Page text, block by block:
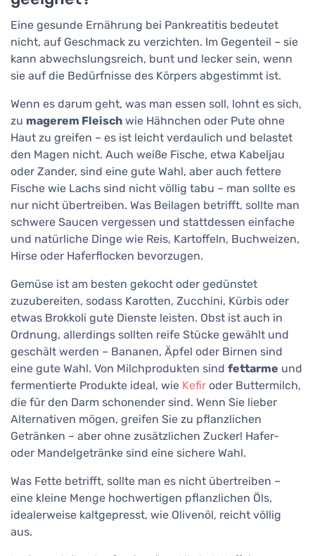
Eine gesunde Ernährung bei Pankreatitis bedeutet
nicht, auf Geschmack zu verzichten. Im Gegenteil – sie
kann abwechslungsreich, bunt und lecker sein, wenn
sie auf die Bedürfnisse des Körpers abgestimmt ist.
Wenn es darum geht, was man essen soll, lohnt es sich,
zu magerem Fleisch wie Hähnchen oder Pute ohne
Haut zu greifen – es ist leicht verdaulich und belastet
den Magen nicht. Auch weiße Fische, etwa Kabeljau
oder Zander, sind eine gute Wahl, aber auch fettere
Fische wie Lachs sind nicht völlig tabu – man sollte es
nur nicht übertreiben. Was Beilagen betrifft, sollte man
schwere Saucen vergessen und stattdessen einfache
und natürliche Dinge wie Reis, Kartoffeln, Buchweizen,
Hirse oder Haferflocken bevorzugen.
Gemüse ist am besten gekocht oder gedünstet
zuzubereiten, sodass Karotten, Zucchini, Kürbis oder
etwas Brokkoli gute Dienste leisten. Obst ist auch in
Ordnung, allerdings sollten reife Stücke gewählt und
geschält werden – Bananen, Äpfel oder Birnen sind
eine gute Wahl. Von Milchprodukten sind fettarme und
fermentierte Produkte ideal, wie Kefir oder Buttermilch,
die für den Darm schonender sind. Wenn Sie lieber
Alternativen mögen, greifen Sie zu pflanzlichen
Getränken – aber ohne zusätzlichen Zucker! Hafer-
oder Mandelgetränke sind eine sichere Wahl.
Was Fette betrifft, sollte man es nicht übertreiben –
eine kleine Menge hochwertigen pflanzlichen Öls,
idealerweise kaltgepresst, wie Olivenöl, reicht völlig
aus.